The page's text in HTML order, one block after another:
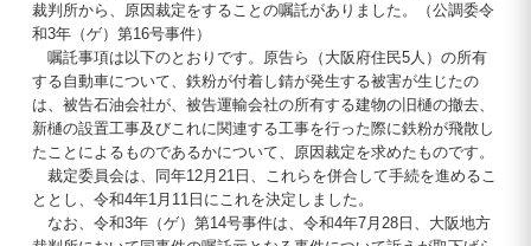
裁判所から、原因裁定をすることの嘱託がありました。（公調委令
和3年（ゲ）第16号事件）
嘱託事項は以下のとおりです。原告ら（大阪府住民5人）の所有
する自動車について、鉄粉が付着し錆が発生する被害が生じたの
は、被告石油会社が、被告運輸会社の所有する建物の旧樋の撤去、
新樋の設置工事及びこれに関連する工事を行った際に鉄粉が飛散し
たことによるものであるかについて、原因裁定を求めたものです。
裁定委員会は、同年12月21日、これらを併合して手続を進めるこ
ととし、令和4年1月11日にこれを決定しました。
なお、令和3年（ゲ）第14号事件は、令和4年7月28日、大阪地方